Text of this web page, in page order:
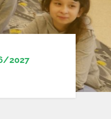
2027